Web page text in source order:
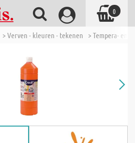
> Verven - kleuren - tekenen > Tempera- en
0